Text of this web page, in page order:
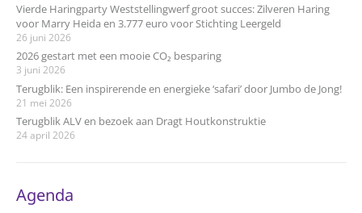
Vierde Haringparty Weststellingwerf groot succes: Zilveren Haring
voor Marry Heida en 3.777 euro voor Stichting Leergeld
26 juni 2026
2026 gestart met een mooie CO₂ besparing
3 juni 2026
Terugblik: Een inspirerende en energieke ‘safari’ door Jumbo de Jong!
21 mei 2026
Terugblik ALV en bezoek aan Dragt Houtkonstruktie
24 april 2026
Agenda